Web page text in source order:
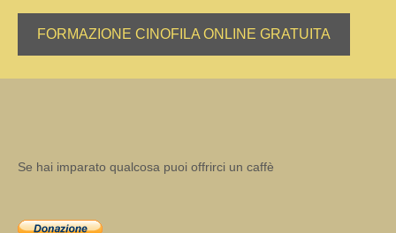
FORMAZIONE CINOFILA ONLINE GRATUITA
Se hai imparato qualcosa puoi offrirci un caffè